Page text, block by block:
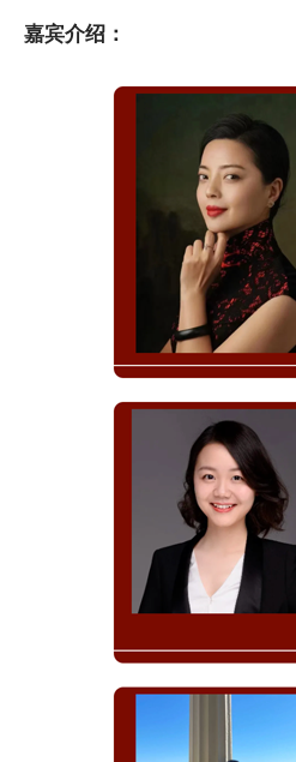
嘉宾介绍：